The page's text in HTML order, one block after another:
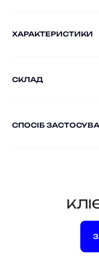
ХАРАКТЕРИСТИКИ
СКЛАД
СПОСІБ